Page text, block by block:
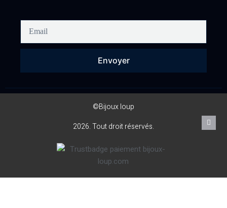
Envoyer
©Bijoux loup
2026. Tout droit réservés.